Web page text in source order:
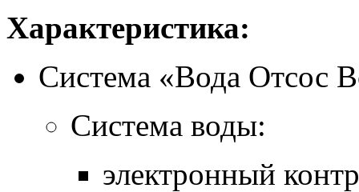
Характеристика:
Система «Вода Отсос
Система воды:
электронный